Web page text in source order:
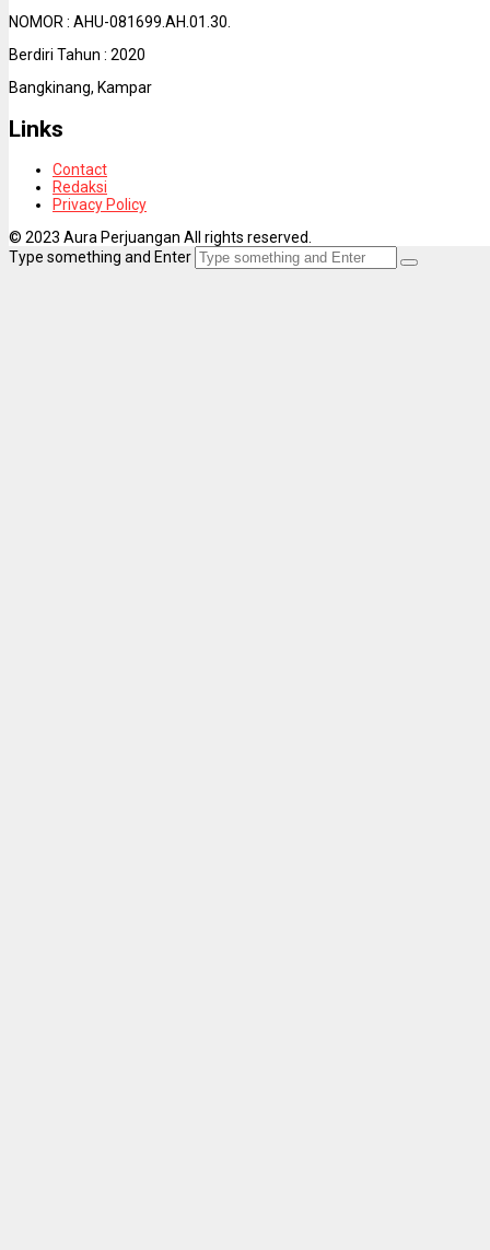
NOMOR : AHU-081699.AH.01.30.
Berdiri Tahun : 2020
Bangkinang, Kampar
Links
Contact
Redaksi
Privacy Policy
© 2023 Aura Perjuangan All rights reserved.
Type something and Enter